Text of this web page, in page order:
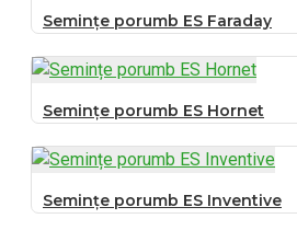
Semințe porumb ES Faraday
Semințe porumb ES Hornet
Semințe porumb ES Inventive